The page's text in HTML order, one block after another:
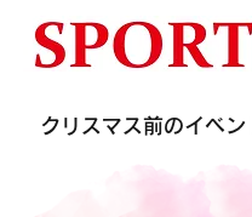
クリスマス前のイベン